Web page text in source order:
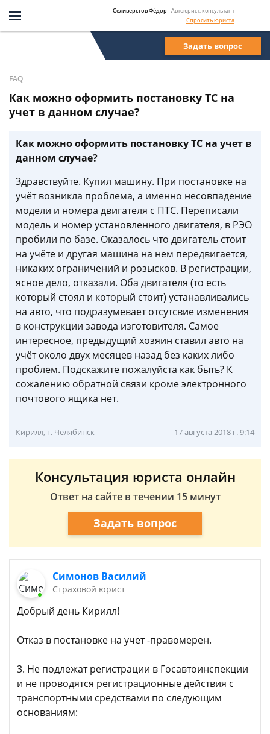
Селиверстов Фёдор- Автоюрист, консультант
Спросить юриста
Задать вопрос
FAQ
Как можно оформить постановку ТС на
учет в данном случае?
Как можно оформить постановку ТС на учет в
данном случае?
Здравствуйте. Купил машину. При постановке на
учёт возникла проблема, а именно несовпадение
модели и номера двигателя с ПТС. Переписали
модель и номер установленного двигателя, в РЭО
пробили по базе. Оказалось что двигатель стоит
на учёте и другая машина на нем передвигается,
никаких ограничений и розысков. В регистрации,
ясное дело, отказали. Оба двигателя (то есть
который стоял и который стоит) устанавливались
на авто, что подразумевает отсутсвие изменения
в конструкции завода изготовителя. Самое
интересное, предыдущий хозяин ставил авто на
учёт около двух месяцев назад без каких либо
проблем. Подскажите пожалуйста как быть? К
сожалению обратной связи кроме электронного
почтового ящика нет.
Кирилл, г. Челябинск 17 августа 2018 г. 9:14
Консультация юриста онлайн
Ответ на сайте в течении 15 минут
Задать вопрос
Симонов Василий
Страховой юрист
Добрый день Кирилл!
Отказ в постановке на учет -правомерен.
3. Не подлежат регистрации в Госавтоинспекции
и не проводятся регистрационные действия с
транспортными средствами по следующим
основаниям: